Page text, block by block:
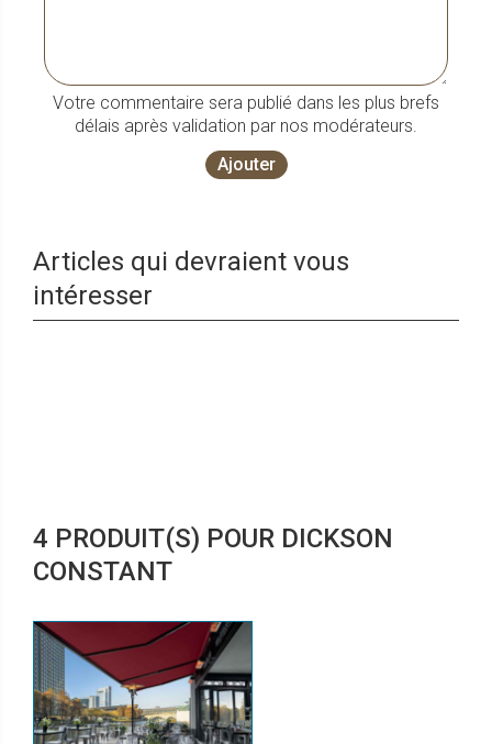
Votre commentaire sera publié dans les plus brefs
délais après validation par nos modérateurs.
Ajouter
Articles qui devraient vous
intéresser
4 PRODUIT(S) POUR DICKSON
CONSTANT